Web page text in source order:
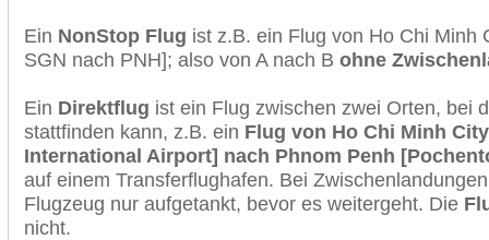
Ein NonStop Flug ist z.B. ein Flug von Ho Chi Minh
SGN nach PNH]; also von A nach B ohne
Ein Direktflug ist ein Flug zwischen zwei Orten, bei
stattfinden kann, z.B. ein Flug von Ho Chi Minh
International Airport] nach Phnom Penh
auf einem Transferflughafen. Bei
Flugzeug nur aufgetankt, bevor es weitergeht. Die
nicht.